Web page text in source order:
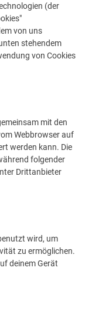
(der
von uns
stehendem
von Cookies
mit den
Webbrowser auf
werden kann. Die
folgender
Drittanbieter
wird, um
zu ermöglichen.
deinem Gerät